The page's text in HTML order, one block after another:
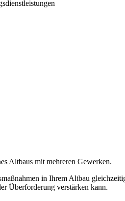
Altbaus mit mehreren Gewerken.
in Ihrem Altbau
Überforderung verstärken kann.